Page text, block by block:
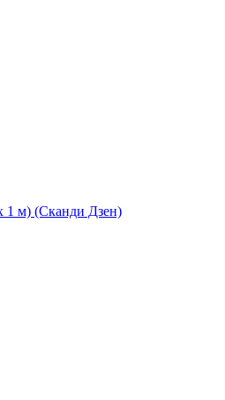
1 м) (Сканди Дзен)